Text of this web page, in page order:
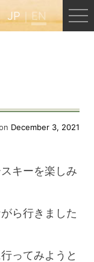
JP EN
December 3, 2021
キーを楽しみ
ら行きました
ってみようと